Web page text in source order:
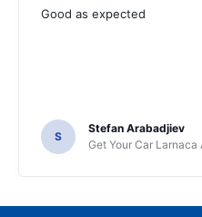
Good as expected
S
Stefan Arabadjiev
Get Your Car Larnaca